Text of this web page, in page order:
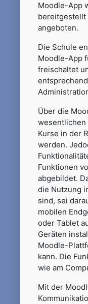
Moodle-App
bereitgestellt
angeboten.
Die Schule
Moodle-App
freischaltet
Über die
wesentlichen
Kurse in der
werden.
Funktionen
abgebildet.
die Nutzung
sind, sei
mobilen
oder Tablet
Geräten
Moodle-
kann. Die
wie am
Mit der